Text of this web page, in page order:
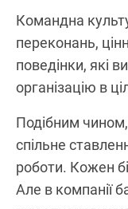
Командна
переконань,
поведінки, які
організацію в
Подібним
спільне
роботи. Кожен
Але в компанії